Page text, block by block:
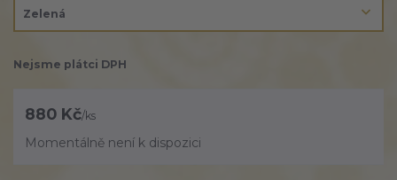
Nejsme plátci DPH
880 Kč/ks
Momentálně není k dispozici